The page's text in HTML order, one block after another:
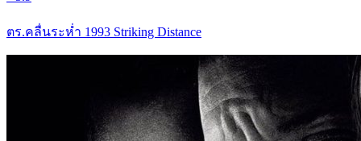
ตร.คลื่นระห่ำ 1993 Striking Distance